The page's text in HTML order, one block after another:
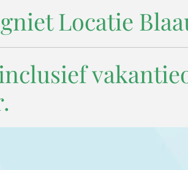
Locatie